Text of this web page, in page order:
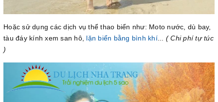
Hoặc sử dụng các dịch vụ thể thao biển như: Moto nước, dù bay,
tàu đáy kính xem san hô, lặn biển bằng bình khí... ( Chi phí tự túc
)